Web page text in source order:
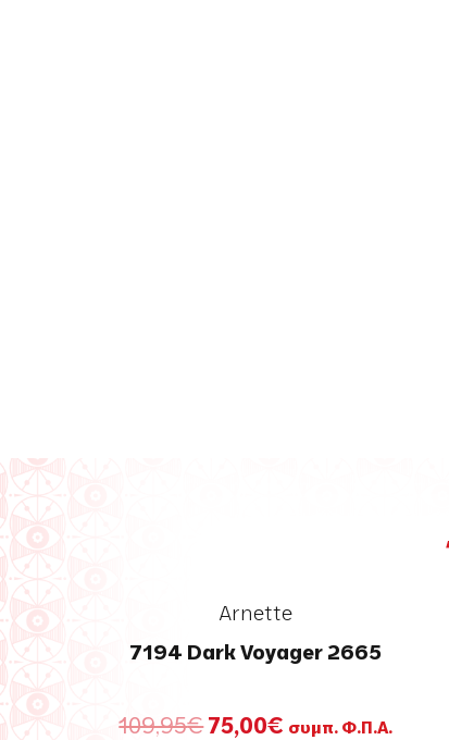
Arnette
7194 Dark Voyager 2665
109,95€Original
75,00€ Η
συμπ. Φ.Π.Α.